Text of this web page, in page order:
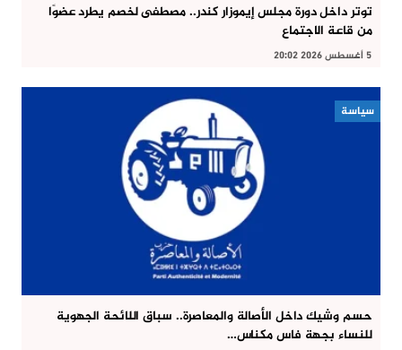
توتر داخل دورة مجلس إيموزار كندر.. مصطفى لخصم يطرد عضوًا
من قاعة الاجتماع
5 أغسطس 2026 20:02
سياسة
حسم وشيك داخل الأصالة والمعاصرة.. سباق اللائحة الجهوية
للنساء بجهة فاس مكناس…